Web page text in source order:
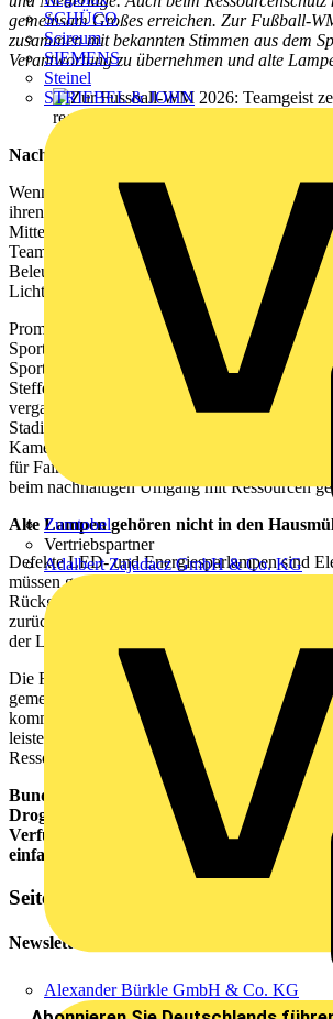
SCHÜCO
Scireum
SIEMENS
Steinel
STRIEBEL & JOHN
Zumtobel
Vertriebspartner
Adalbert Zajadacz GmbH & Co. KG
Alexander Bürkle GmbH & Co. KG
gemeinsam Großes erreichen. Zur Fußball-
zusammen mit bekannten Stimmen aus dem
Verantwortung zu übernehmen und alte
Nachhaltiges Handeln ist Mannschaftssache
Wenn bei der Fußball-Weltmeisterschaft
ihren Teams mitfiebern, steht ein Gedanke
Mittelpunkt: Gemeinsam erreicht man mehr.
Teamgeist greift Deutschlands führendes
Beleuchtung, Lightcycle, mit seiner
Licht-Recycling auf.
Prominente Persönlichkeiten aus der
Sportjournalistin Laura Wontorra und ihr
Sportmoderator Jochen Breyer, Doppel-
Steffen sowie Olympiasieger Fabian
vergangenen Jahren für die Lightcycle-
Stadion, in der Schwimmhalle, in der
Kamera: Die Lightcycle-Botschafterinnen und
für Fairness, Verantwortung und
beim nachhaltigen Umgang mit Ressourcen
Alte Lampen gehören nicht in den
Defekte LED- und Energiesparlampen sind
müssen getrennt gesammelt werden. Nur
Rückgabe an einer Sammelstelle können
zurückgewonnen und wiederverwendet
der Lampenbestandteile lassen sich recyceln.
Die Fußball-WM macht vor, was möglich ist,
gemeinsam auf ein Ziel hinarbeiten. Auch
kommt es auf jeden Einzelnen an. Wer alte
leistet einen einfachen, aber wichtigen Beitrag
Ressourcenschutz.
Bundesweit stehen mehrere tausend
Drogerie- und Supermärkten sowie im
Verfügung. Diese sind unter
einfach auffindbar.
Seitenleiste
Newsletter